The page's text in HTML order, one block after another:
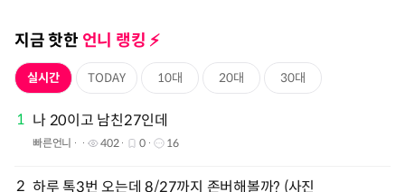
지금 핫한 언니 랭킹 ⚡️️
실시간 TODAY 10대 20대 30대
1 나 20이고 남친27인데
빠른언니 402 0 16
2 하루 톡3번 오는데 8/27까지 존버해볼까? (사진